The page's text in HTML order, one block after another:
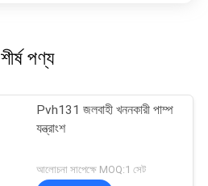
শীর্ষ পণ্য
Pvh131 জলবাহী খননকারী পাম্প
যন্ত্রাংশ
আলোচনা সাপেক্ষে MOQ:1 সেট